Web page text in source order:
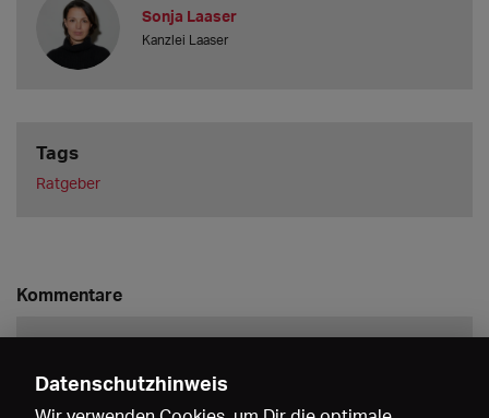
Sonja Laaser
Kanzlei Laaser
Tags
Ratgeber
Kommentare
Datenschutzhinweis